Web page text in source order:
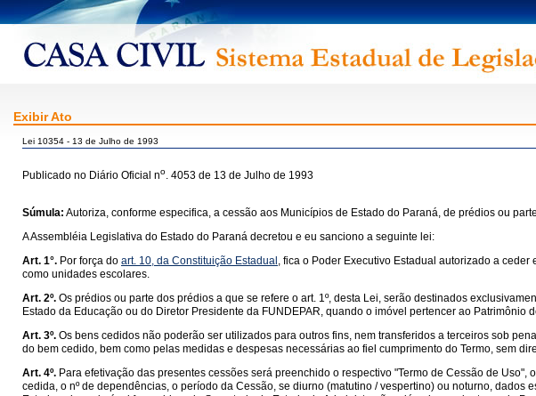
Exibir Ato
Lei 10354 - 13 de Julho de 1993
Publicado no Diário Oficial no. 4053 de 13 de Julho de 1993
Súmula: Autoriza, conforme especifica, a cessão aos Municípios de Estado do Paraná, de prédios ou
A Assembléia Legislativa do Estado do Paraná decretou e eu sanciono a seguinte lei:
Art. 1°. Por força do art. 10, da Constituição Estadual , fica o Poder Executivo Estadual autorizado a
como unidades escolares.
Art. 2º. Os prédios ou parte dos prédios a que se refere o art. 1º, desta Lei, serão destinados
Estado da Educação ou do Diretor Presidente da FUNDEPAR, quando o imóvel pertencer ao Patrimônio
Art. 3º. Os bens cedidos não poderão ser utilizados para outros fins, nem transferidos a terceiros sob
do bem cedido, bem como pelas medidas e despesas necessárias ao fiel cumprimento do Termo, sem
Art. 4º. Para efetivação das presentes cessões será preenchido o respectivo "Termo de Cessão de
cedida, o nº de dependências, o período da Cessão, se diurno (matutino / vespertino) ou noturno,